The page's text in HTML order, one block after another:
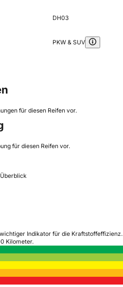
DH03
PKW & SUV
für diesen Reifen vor.
für diesen Reifen vor.
Indikator für die Kraftstoffeffizienz.
Kilometer.